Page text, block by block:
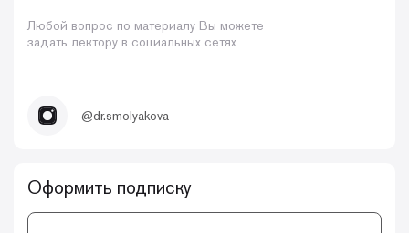
Любой вопрос по материалу Вы можете
задать лектору в социальных сетях
@dr.smolyakova
Оформить подписку